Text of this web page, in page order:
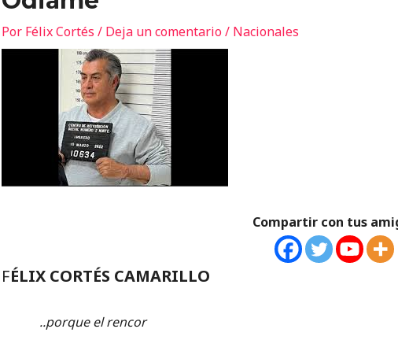
Por Félix Cortés / Deja un comentario/ Nacionales
Compartir con tus
FÉLIX CORTÉS CAMARILLO
..porque el rencor